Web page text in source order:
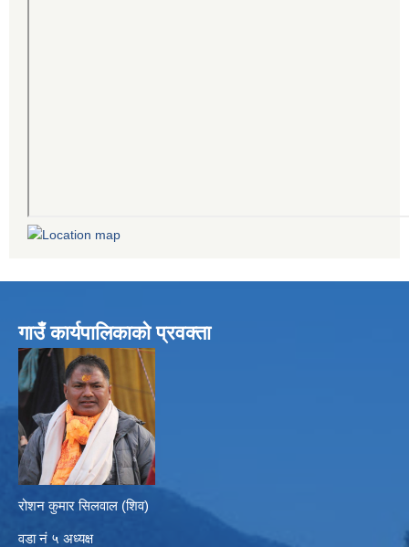
गाउँ कार्यपालिकाको प्रवक्ता
रोशन कुमार सिलवाल (शिव)
वडा नं ५ अध्यक्ष